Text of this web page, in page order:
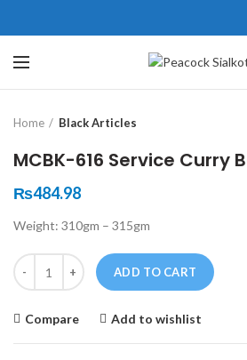
Click to enlarge
Home Black Articles
MCBK-616 Service Curry
₨484.98
Weight: 310gm – 315gm
Quantity
ADD TO CART
Compare Add to wishlist
壯陽藥台灣購物
，這不是因為缺乏性生活，而
因為缺乏溝通，所以保持談話很
盾越來越大，往往這是ED的情
會變得更加嚴重。
犀利士壯陽藥線上購買
戲都可以很好的幫助你獲得一
高質量的夫妻生活。犀利士治療
鬆，便於陰莖快速充血達到滿
堅硬勃起。在醫學界和陽痿病
望下，犀利士作為新一批藥
，有其優良特點。